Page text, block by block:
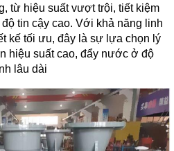
từ hiệu suất vượt trội, tiết kiệm
tin cậy cao. Với khả năng linh
kế tối ưu, đây là sự lựa chọn lý
hiệu suất cao, đẩy nước ở độ
lâu dài